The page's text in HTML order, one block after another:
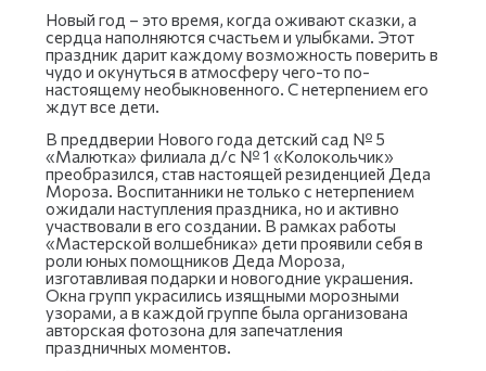
Новый год – это время, когда оживают сказки, а
сердца наполняются счастьем и улыбками. Этот
праздник дарит каждому возможность поверить в
чудо и окунуться в атмосферу чего-то по-
настоящему необыкновенного. С нетерпением его
ждут все дети.
В преддверии Нового года детский сад № 5
«Малютка» филиала д/с № 1 «Колокольчик»
преобразился, став настоящей резиденцией Деда
Мороза. Воспитанники не только с нетерпением
ожидали наступления праздника, но и активно
участвовали в его создании. В рамках работы
«Мастерской волшебника» дети проявили себя в
роли юных помощников Деда Мороза,
изготавливая подарки и новогодние украшения.
Окна групп украсились изящными морозными
узорами, а в каждой группе была организована
авторская фотозона для запечатления
праздничных моментов.